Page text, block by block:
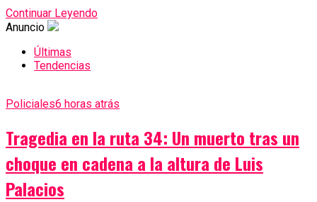
Continuar Leyendo
Anuncio
Últimas
Tendencias
Policiales6 horas atrás
Tragedia en la ruta 34: Un muerto tras un
choque en cadena a la altura de Luis
Palacios